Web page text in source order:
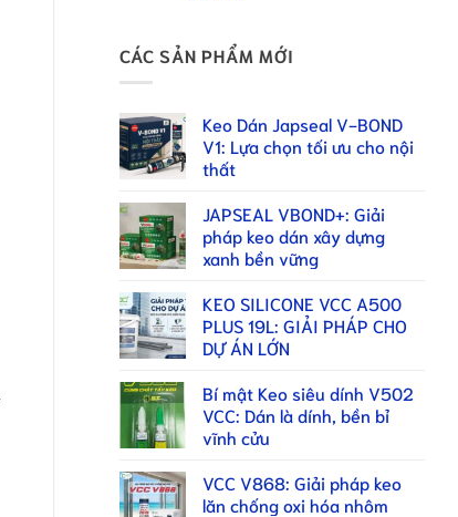
CÁC SẢN PHẨM MỚI
Keo Dán Japseal V-BOND
V1: Lựa chọn tối ưu cho nội
thất
JAPSEAL VBOND+: Giải
pháp keo dán xây dựng
xanh bền vững
KEO SILICONE VCC A500
PLUS 19L: GIẢI PHÁP CHO
DỰ ÁN LỚN
Bí mật Keo siêu dính V502
VCC: Dán là dính, bền bỉ
vĩnh cửu
VCC V868: Giải pháp keo
lăn chống oxi hóa nhôm